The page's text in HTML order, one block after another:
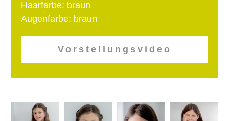
Haarfarbe: braun
Augenfarbe: braun
Vorstellungsvideo